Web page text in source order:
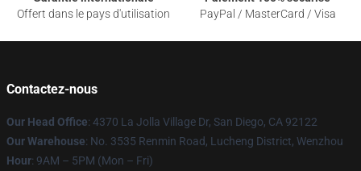
Offert dans le pays d'utilisation
PayPal / MasterCard / Visa
Contactez-nous
Our Head Office: 4370 La Jolla Village Dr, San Diego, CA 92122
Our Warehouse: No. 3535 Renmin Road, Lucheng District, Wenzhou
Hour: 9AM – 5PM (Mon – Fri)